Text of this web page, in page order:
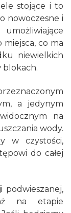
stojące i to
nowoczesne i
co ma
niewielkich
blokach.
a jedynym
na
wody.
w czystości,
do całej
podwieszanej,
na etapie